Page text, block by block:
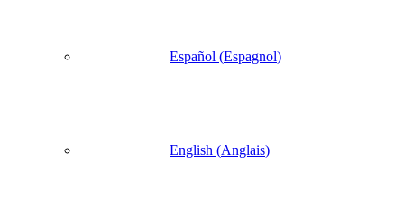
Español (Espagnol)
English (Anglais)